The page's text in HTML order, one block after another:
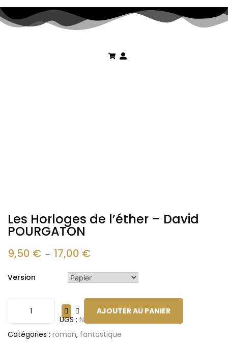
Les Horloges de l’éther – David
POURGATON
9,50 € – 17,00 €
Version
AJOUTER AU PANIER
UGS : ND
Catégories : roman, fantastique